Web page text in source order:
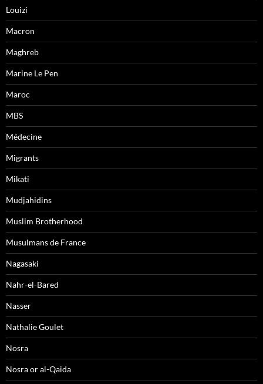
Louizi
Macron
Maghreb
Marine Le Pen
Maroc
MBS
Médecine
Migrants
Mikati
Mudjahidins
Muslim Brotherhood
Musulmans de France
Nagasaki
Nahr-el-Bared
Nasser
Nathalie Goulet
Nosra
Nosra or al-Qaida